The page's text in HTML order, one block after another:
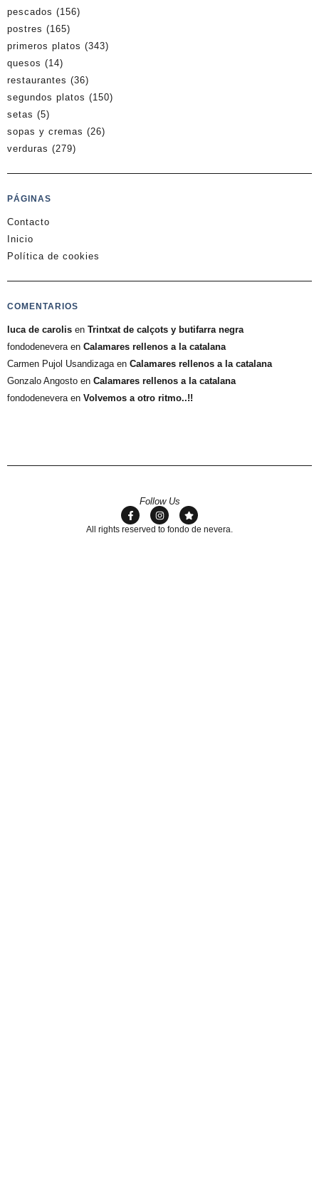
pescados (156)
postres (165)
primeros platos (343)
quesos (14)
restaurantes (36)
segundos platos (150)
setas (5)
sopas y cremas (26)
verduras (279)
PÁGINAS
Contacto
Inicio
Política de cookies
COMENTARIOS
luca de carolis en Trintxat de calçots y butifarra negra
fondodeneveraen Calamares rellenos a la catalana
Carmen Pujol Usandizagaen Calamares rellenos a la catalana
Gonzalo Angosto en Calamares rellenos a la catalana
fondodeneveraen Volvemos a otro ritmo..!!
Follow Us
All rights reserved to fondo de nevera.